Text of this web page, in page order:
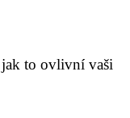
jak to ovlivní vaši